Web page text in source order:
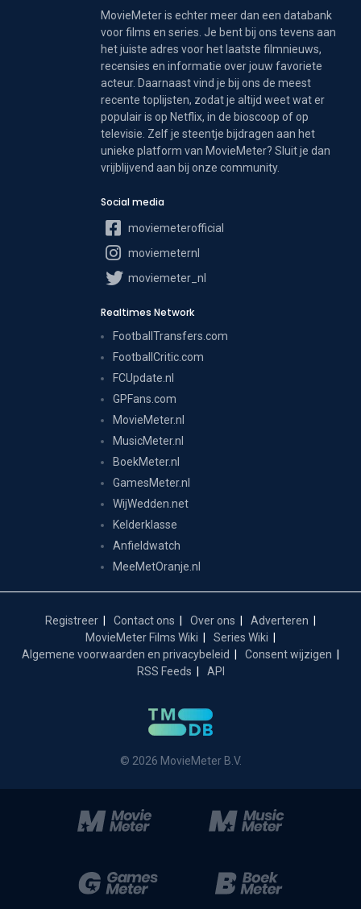
MovieMeter is echter meer dan een databank
voor films en series. Je bent bij ons tevens aan
het juiste adres voor het laatste filmnieuws,
recensies en informatie over jouw favoriete
acteur. Daarnaast vind je bij ons de meest
recente toplijsten, zodat je altijd weet wat er
populair is op Netflix, in de bioscoop of op
televisie. Zelf je steentje bijdragen aan het
unieke platform van MovieMeter? Sluit je dan
vrijblijvend aan bij onze community.
Social media
moviemeterofficial
moviemeternl
moviemeter_nl
Realtimes Network
FootballTransfers.com
FootballCritic.com
FCUpdate.nl
GPFans.com
MovieMeter.nl
MusicMeter.nl
BoekMeter.nl
GamesMeter.nl
WijWedden.net
Kelderklasse
Anfieldwatch
MeeMetOranje.nl
Registreer Contact ons Over ons
Adverteren
MovieMeter Films Wiki
Series Wiki
Algemene voorwaarden en privacybeleid
Consent wijzigen
RSS Feeds
API
© 2026 MovieMeter B.V.